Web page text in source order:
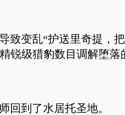
变乱“护送里奇提，
锐级猎豹数目调解堕落
到了水居托圣地。